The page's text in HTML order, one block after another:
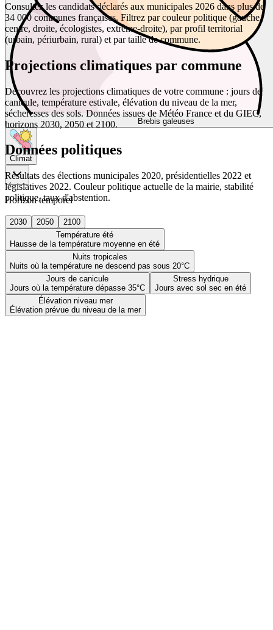
Brebis galeuses
Climat
Horizon temporel
2030 2050
2100
Température été
Hausse de la température moyenne en été
Nuits tropicales
Nuits où la température ne descend pas sous 20°C
Jours de canicule
Jours où la température dépasse 35°C
Stress hydrique
Jours avec sol sec en été
Élévation niveau mer
Élévation prévue du niveau de la mer
Consultez les candidats déclarés aux municipales 2026 dans plus de
34 000 communes françaises. Filtrez par couleur politique (gauche,
centre, droite, écologistes, extrême-droite), par profil territorial
(urbain, périurbain, rural) et par taille de commune.
Projections climatiques par commune
Découvrez les projections climatiques de votre commune : jours de
canicule, température estivale, élévation du niveau de la mer,
sécheresses des sols. Données issues de Météo France et du GIEC,
horizons 2030, 2050 et 2100.
Données politiques
Résultats des élections municipales 2020, présidentielles 2022 et
législatives 2022. Couleur politique actuelle de la mairie, stabilité
politique, taux d'abstention.